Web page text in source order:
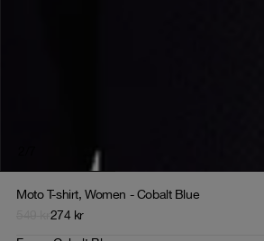
Moto T-shirt, Women - Cobalt Blue
274 kr